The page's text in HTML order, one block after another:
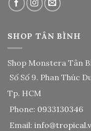
SHOP TÂN BÌNH
Shop Monstera Tân
Số Số 9. Phan Thúc
Tp. HCM
Phone: 0933130346
Email: